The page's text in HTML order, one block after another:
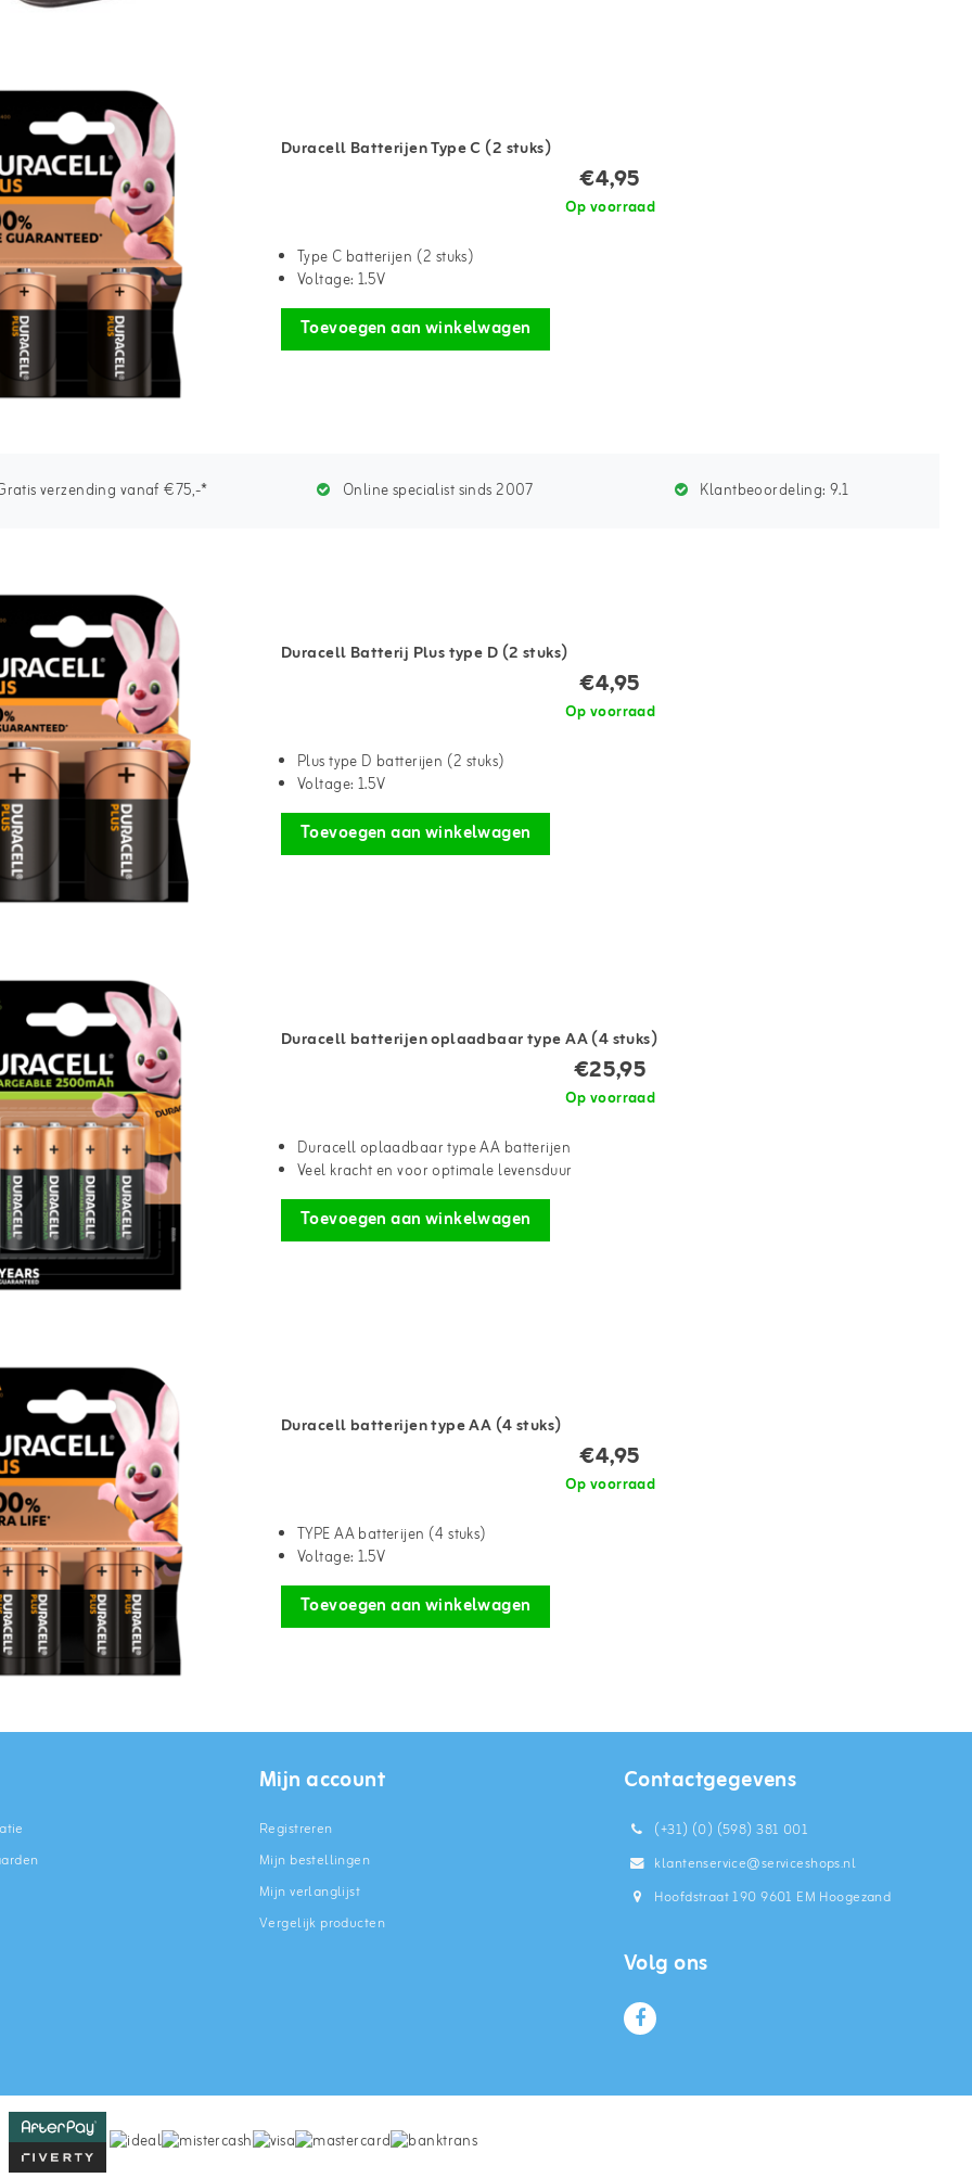
Duracell Batterijen Type C (2 stuks)
€4,95
Op voorraad
Type C batterijen (2 stuks)
Voltage: 1.5V
Toevoegen aan winkelwagen
verzending vanaf €75,-* Online specialist sinds 2007 Klantbeoordeling:9.1
Duracell Batterij Plus type D (2 stuks)
€4,95
Op voorraad
Plus type D batterijen (2 stuks)
Voltage: 1.5V
Toevoegen aan winkelwagen
Duracell batterijen oplaadbaar type AA (4 stuks)
€25,95
Op voorraad
Duracell oplaadbaar type AA batterijen
Veel kracht en voor optimale levensduur
Toevoegen aan winkelwagen
Duracell batterijen type AA (4 stuks)
€4,95
Op voorraad
TYPE AA batterijen (4 stuks)
Voltage: 1.5V
Toevoegen aan winkelwagen
Mijn account
Registreren
Mijn bestellingen
Mijn verlanglijst
Vergelijk producten
Contactgegevens
(+31) (0) (598) 381 001
klantenservice@serviceshops.nl
Hoofdstraat 190 9601 EM Hoogezand
Volg ons